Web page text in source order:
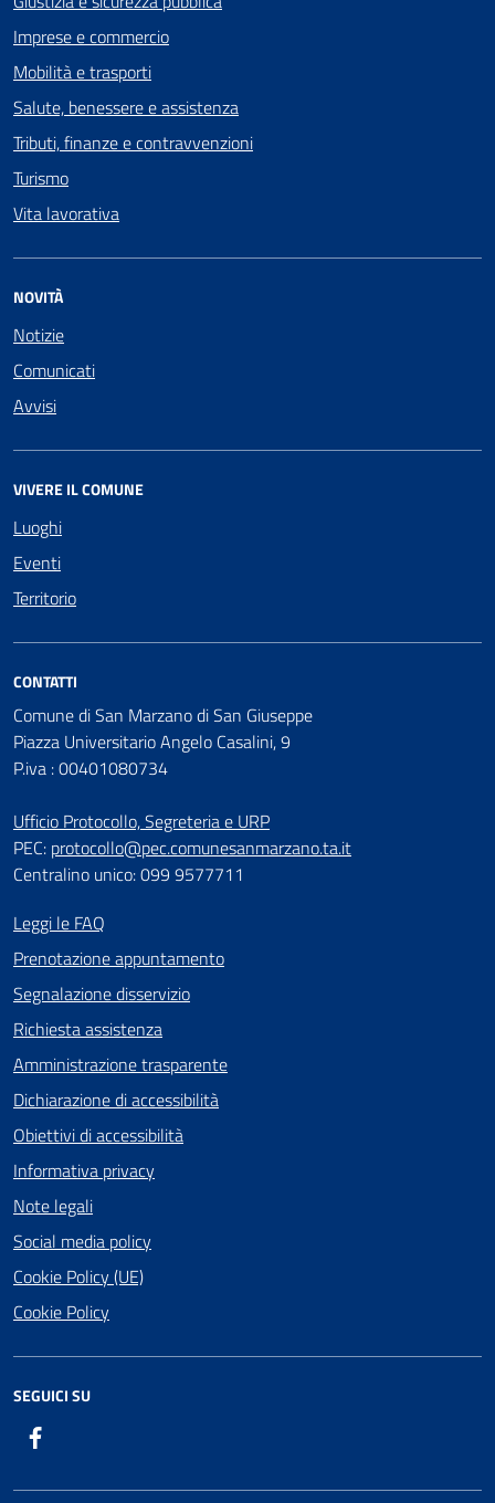
Imprese e commercio
Mobilità e trasporti
Salute, benessere e assistenza
Tributi, finanze e contravvenzioni
Turismo
Vita lavorativa
NOVITÀ
Notizie
Comunicati
Avvisi
VIVERE IL COMUNE
Luoghi
Eventi
Territorio
CONTATTI
Comune di San Marzano di San Giuseppe
Piazza Universitario Angelo Casalini, 9
P.iva : 00401080734
Ufficio Protocollo, Segreteria e URP
PEC: protocollo@pec.comunesanmarzano.ta.it
Centralino unico: 099 9577711
Leggi le FAQ
Prenotazione appuntamento
Segnalazione disservizio
Richiesta assistenza
Amministrazione trasparente
Dichiarazione di accessibilità
Obiettivi di accessibilità
Informativa privacy
Note legali
Social media policy
Cookie Policy (UE)
Cookie Policy
SEGUICI SU